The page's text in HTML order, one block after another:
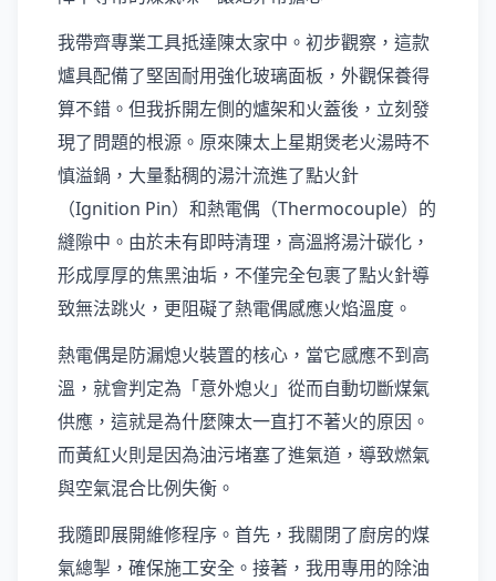
我帶齊專業工具抵達陳太家中。初步觀察，這款
爐具配備了堅固耐用強化玻璃面板，外觀保養得
算不錯。但我拆開左側的爐架和火蓋後，立刻發
現了問題的根源。原來陳太上星期煲老火湯時不
慎溢鍋，大量黏稠的湯汁流進了點火針
（Ignition Pin）和熱電偶（Thermocouple）的
縫隙中。由於未有即時清理，高溫將湯汁碳化，
形成厚厚的焦黑油垢，不僅完全包裹了點火針導
致無法跳火，更阻礙了熱電偶感應火焰溫度。
熱電偶是防漏熄火裝置的核心，當它感應不到高
溫，就會判定為「意外熄火」從而自動切斷煤氣
供應，這就是為什麼陳太一直打不著火的原因。
而黃紅火則是因為油污堵塞了進氣道，導致燃氣
與空氣混合比例失衡。
我隨即展開維修程序。首先，我關閉了廚房的煤
氣總掣，確保施工安全。接著，我用專用的除油